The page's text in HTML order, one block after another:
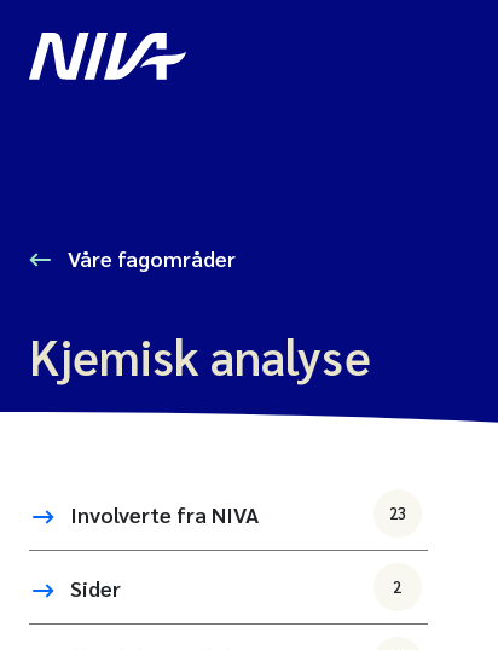
Våre fagområder
Kjemisk analyse
Involverte fra NIVA 23
Sider 2